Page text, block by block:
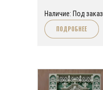
Наличие: Под заказ
ПОДРОБНЕЕ